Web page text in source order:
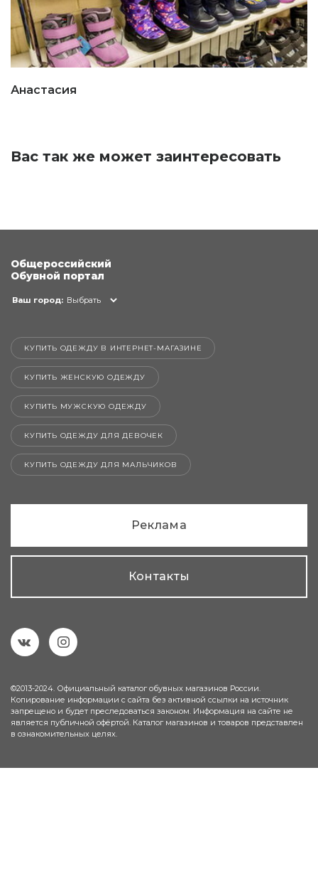
Анастасия
Вас так же может заинтересовать
Общероссийский
Обувной портал
Ваш город: Выбрать
КУПИТЬ ОДЕЖДУ В ИНТЕРНЕТ-МАГАЗИНЕ
КУПИТЬ ЖЕНСКУЮ ОДЕЖДУ
КУПИТЬ МУЖСКУЮ ОДЕЖДУ
КУПИТЬ ОДЕЖДУ ДЛЯ ДЕВОЧЕК
КУПИТЬ ОДЕЖДУ ДЛЯ МАЛЬЧИКОВ
Реклама
Контакты
©2013-2024. Официальный каталог обувных магазинов России.
Копирование информации с сайта без активной ссылки на источник
запрещено и будет преследоваться законом. Информация на сайте не
является публичной офёртой. Каталог магазинов и товаров представлен
в ознакомительных целях.